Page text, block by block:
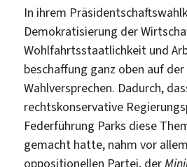
In ihrem
Demokratisierung der
Wohlfahrtsstaatlichkeit und
beschaffung ganz oben auf
Wahlversprechen. Dadurch,
rechtskonservative
Federführung Parks diese
gemacht hatte, nahm vor
oppositionellen Partei, der